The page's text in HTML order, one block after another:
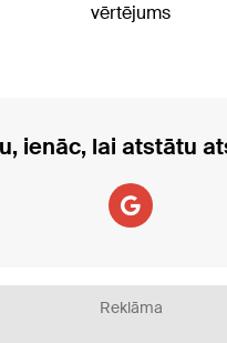
vērtējums
ienāc, lai atstātu
Reklāma